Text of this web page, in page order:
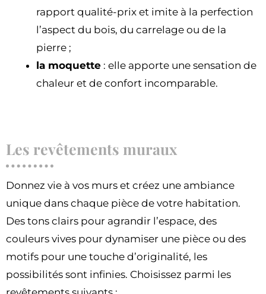
rapport qualité-prix et imite à la perfection
l’aspect du bois, du carrelage ou de la
pierre ;
la moquette : elle apporte une sensation de
chaleur et de confort incomparable.
Les revêtements muraux
Donnez vie à vos murs et créez une ambiance
unique dans chaque pièce de votre habitation.
Des tons clairs pour agrandir l’espace, des
couleurs vives pour dynamiser une pièce ou des
motifs pour une touche d’originalité, les
possibilités sont infinies. Choisissez parmi les